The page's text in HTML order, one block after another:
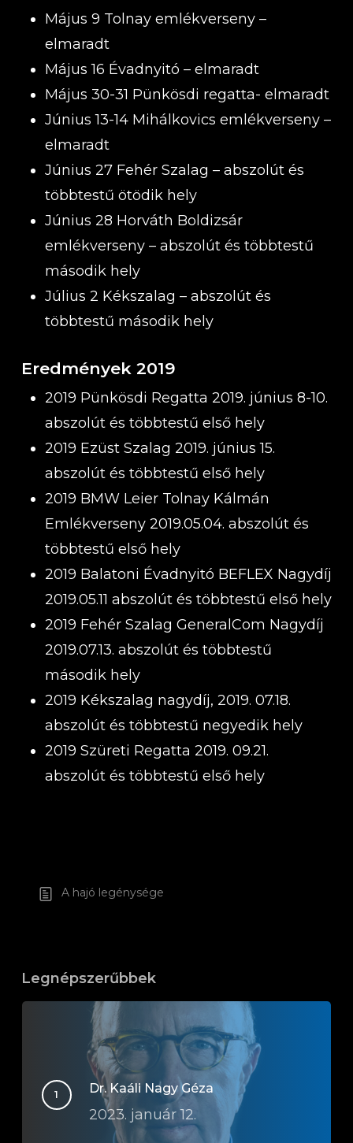
Május 9 Tolnay emlékverseny –
elmaradt
Május 16 Évadnyitó – elmaradt
Május 30-31 Pünkösdi regatta- elmaradt
Június 13-14 Mihálkovics emlékverseny –
elmaradt
Június 27 Fehér Szalag – abszolút és
többtestű ötödik hely
Június 28 Horváth Boldizsár
emlékverseny – abszolút és többtestű
második hely
Július 2 Kékszalag – abszolút és
többtestű második hely
Eredmények 2019
2019 Pünkösdi Regatta 2019. június 8-10.
abszolút és többtestű első hely
2019 Ezüst Szalag 2019. június 15.
abszolút és többtestű első hely
2019 BMW Leier Tolnay Kálmán
Emlékverseny 2019.05.04. abszolút és
többtestű első hely
2019 Balatoni Évadnyitó BEFLEX Nagydíj
2019.05.11 abszolút és többtestű első hely
2019 Fehér Szalag GeneralCom Nagydíj
2019.07.13. abszolút és többtestű
második hely
2019 Kékszalag nagydíj, 2019. 07.18.
abszolút és többtestű negyedik hely
2019 Szüreti Regatta 2019. 09.21.
abszolút és többtestű első hely
A hajó legénysége
Legnépszerűbbek
Dr. Kaáli Nagy Géza
2023. január 12.